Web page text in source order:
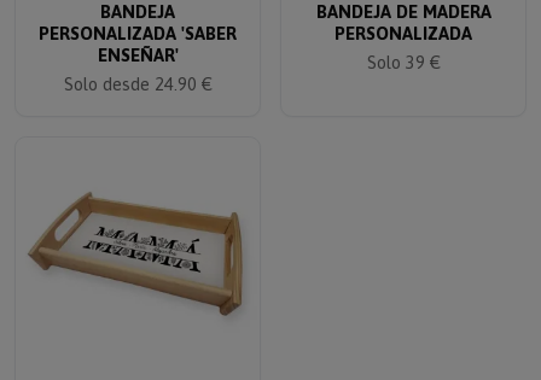
BANDEJA
PERSONALIZADA 'SABER
ENSEÑAR'
Solo desde 24.90 €
BANDEJA DE MADERA
PERSONALIZADA
Solo 39 €